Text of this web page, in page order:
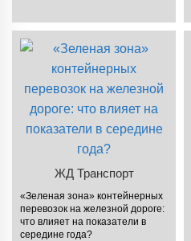
ЖД Транспорт
«Зеленая зона» контейнерных
перевозок на железной дороге:
что влияет на показатели в
середине года?